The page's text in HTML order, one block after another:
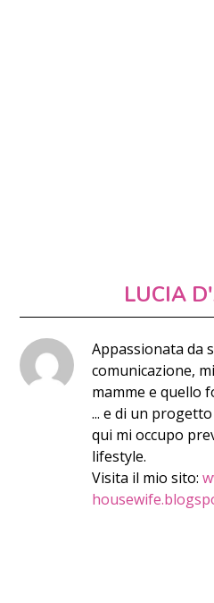
LUCIA
Appassionata da
comunicazione,
mamme e quello
... e di un
qui mi occupo
lifestyle.
Visita il mio sito: